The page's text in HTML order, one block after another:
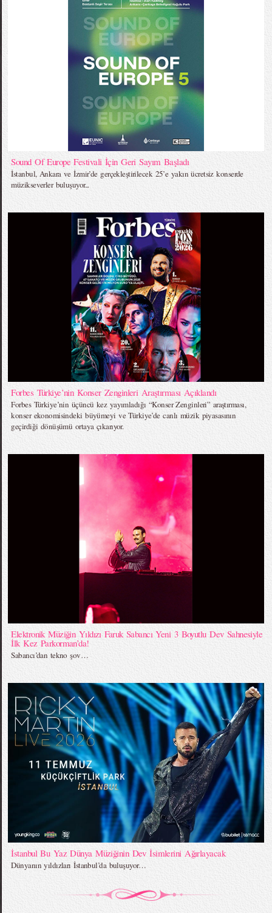
Sound Of Europe Festivali İçin Geri Sayım Başladı
İstanbul, Ankara ve İzmir’de gerçekleştirilecek 25’e yakın ücretsiz konserde
müzikseverler buluşuyor...
Forbes Türkiye’nin Konser Zenginleri Araştırması Açıklandı
Forbes Türkiye’nin üçüncü kez yayımladığı “Konser Zenginleri” araştırması,
konser ekonomisindeki büyümeyi ve Türkiye’de canlı müzik piyasasının
geçirdiği dönüşümü ortaya çıkarıyor.
Elektronik Müziğin Yıldızı Faruk Sabancı Yeni 3 Boyutlu Dev Sahnesiyle
İlk Kez Parkorman’da!
Sabancı’dan tekno şov…
İstanbul Bu Yaz Dünya Müziğinin Dev İsimlerini Ağırlayacak
Dünyanın yıldızları İstanbul’da buluşuyor…